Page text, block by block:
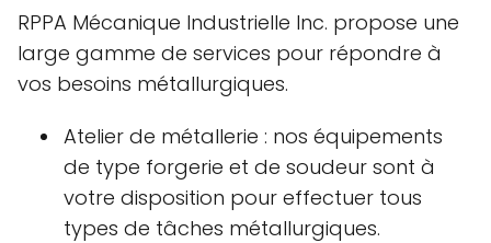
RPPA Mécanique Industrielle Inc. propose une
large gamme de services pour répondre à
vos besoins métallurgiques.
Atelier de métallerie : nos équipements
de type forgerie et de soudeur sont à
votre disposition pour effectuer tous
types de tâches métallurgiques.